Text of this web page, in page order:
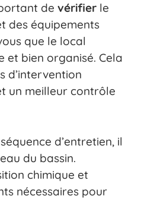
de vérifier le
des équipements
que le local
et bien organisé. Cela
d’intervention
un meilleur contrôle
d’entretien, il
du bassin.
chimique et
nécessaires pour